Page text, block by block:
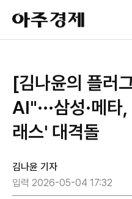
아
주
경
[김나윤의 플러
AI"···삼성·메
래스' 대격돌
김나윤 기자
입력 2026-05-04 17:32